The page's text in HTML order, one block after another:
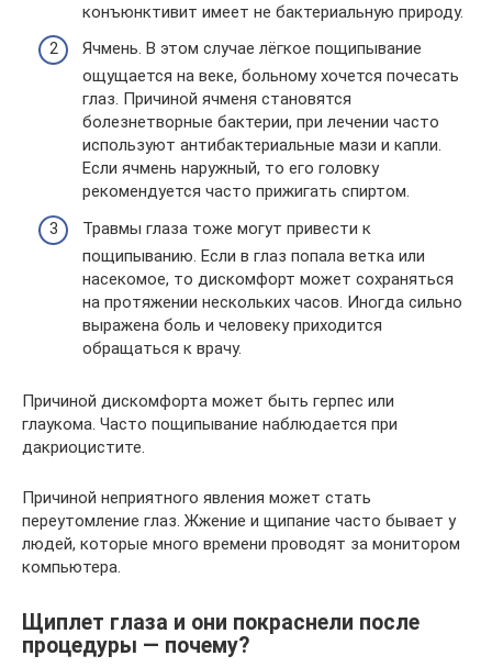
конъюнктивит имеет не бактериальную природу.
Ячмень. В этом случае лёгкое пощипывание
ощущается на веке, больному хочется почесать
глаз. Причиной ячменя становятся
болезнетворные бактерии, при лечении часто
используют антибактериальные мази и капли.
Если ячмень наружный, то его головку
рекомендуется часто прижигать спиртом.
Травмы глаза тоже могут привести к
пощипыванию. Если в глаз попала ветка или
насекомое, то дискомфорт может сохраняться
на протяжении нескольких часов. Иногда сильно
выражена боль и человеку приходится
обращаться к врачу.
Причиной дискомфорта может быть герпес или
глаукома. Часто пощипывание наблюдается при
дакриоцистите.
Причиной неприятного явления может стать
переутомление глаз. Жжение и щипание часто бывает у
людей, которые много времени проводят за монитором
компьютера.
Щиплет глаза и они покраснели после
процедуры — почему?